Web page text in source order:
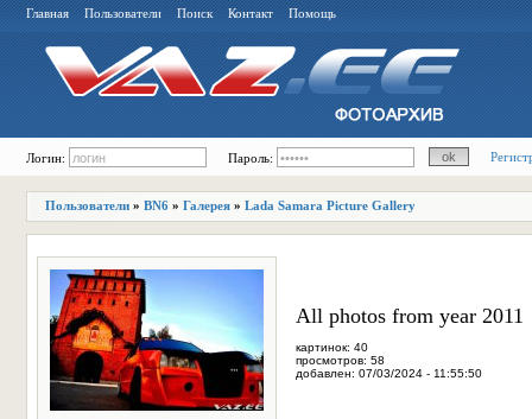
Главная Пользователи Поиск Контакт Помощь
Логин: Пароль:
Пользователи » BN6 » Галерея » Lada Samara Picture Gallery
All photos from year 2011
картинок: 40
просмотров: 58
добавлен: 07/03/2024 - 11:55:50